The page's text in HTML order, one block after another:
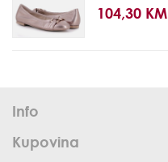
104,30 KM
Info
Kupovina